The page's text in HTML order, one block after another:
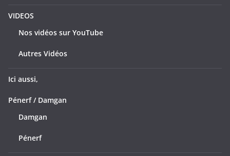
VIDEOS
Nos vidéos sur YouTube
Autres Vidéos
Ici aussi,
Pénerf / Damgan
Damgan
Pénerf